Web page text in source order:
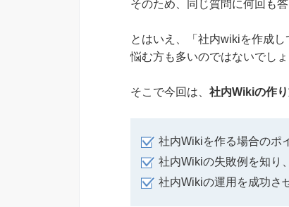
そのため、同じ質問に何回も
とはいえ、「社内wikiを作成
悩む方も多いのではないでしょ
そこで今回は、 社内Wikiの作
社内Wikiを作る場合のポ
社内Wikiの失敗例を知り
社内Wikiの運用を成功さ